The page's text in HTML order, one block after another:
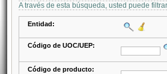
A través de esta búsqueda, usted puede
Entidad:
Código de UOC/UEP:
Código de producto: